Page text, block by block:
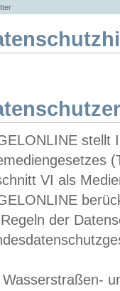
stellt
VI als
der
Wasserstraßen-